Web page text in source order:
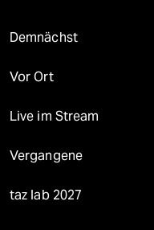
Demnächst
Vor Ort
Live im Stream
Vergangene
taz lab 2027